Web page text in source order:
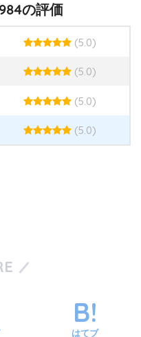
の評価
(5.0)
(5.0)
(5.0)
(5.0)
はてブ